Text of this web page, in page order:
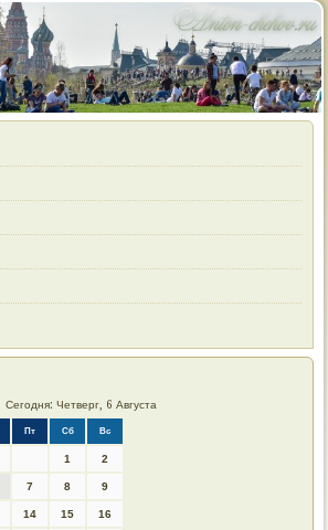
Сегодня: Четверг, 6 Августа
Пт Сб Вс
1 2
7 8 9
14 15 16